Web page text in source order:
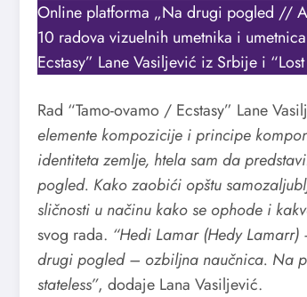
Online platforma „Na drugi pogled //
10 radova vizuelnih umetnika i
Ecstasy” Lane Vasiljević iz Srbije i
Rad “Tamo-ovamo / Ecstasy” Lane
elemente kompozicije i principe
identiteta zemlje, htela sam da
pogled. Kako zaobići opštu
sličnosti u načinu kako se ophode i
svog rada. “Hedi Lamar (Hedy
drugi pogled – ozbiljna naučnica. Na
stateless”, dodaje Lana Vasiljević.